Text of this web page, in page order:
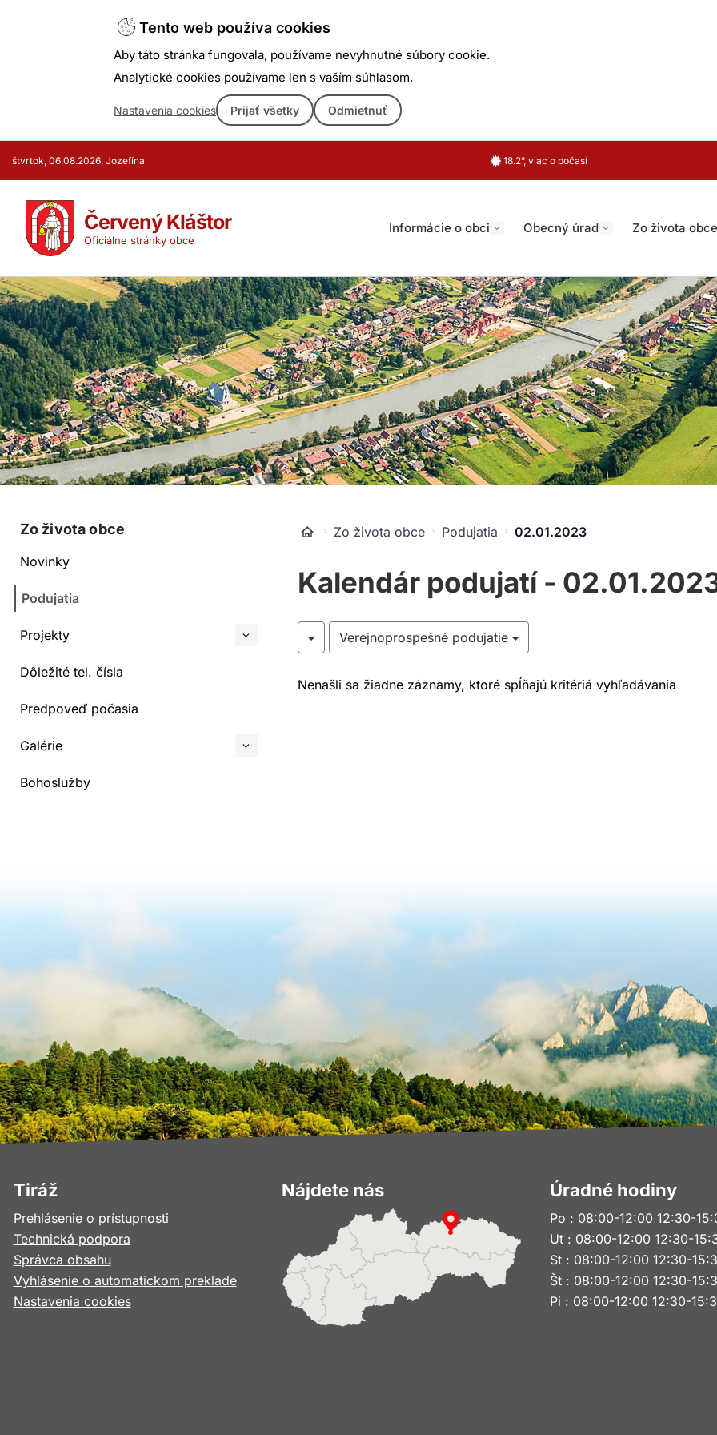
Tento web používa cookies
Aby táto stránka fungovala, používame nevyhnutné súbory cookie.
Analytické cookies používame len s vaším súhlasom.
Nastavenia cookies Prijať všetky Odmietnuť
štvrtok, 06.08.2026, Jozefína 18.2°, viac o počasí
Červený Kláštor
Oficiálne stránky obce
Informácie o obci Obecný úrad Zo života obce
Zo života obce
Novinky
Podujatia
Projekty
Dôležité tel. čísla
Predpoveď počasia
Galérie
Bohoslužby
Zo života obce Podujatia 02.01.2023
Kalendár podujatí -
Verejnoprospešné podujatie
Nenašli sa žiadne záznamy, ktoré spĺňajú kritériá vyhľadávania
Tiráž
Prehlásenie o prístupnosti
Technická podpora
Správca obsahu
Vyhlásenie o automatickom preklade
Nastavenia cookies
Nájdete nás Úradné hodiny
Po : 08:00-12:00 12:30-
Ut : 08:00-12:00 12:30-
St : 08:00-12:00 12:30-
Št : 08:00-12:00 12:30-
Pi : 08:00-12:00 12:30-